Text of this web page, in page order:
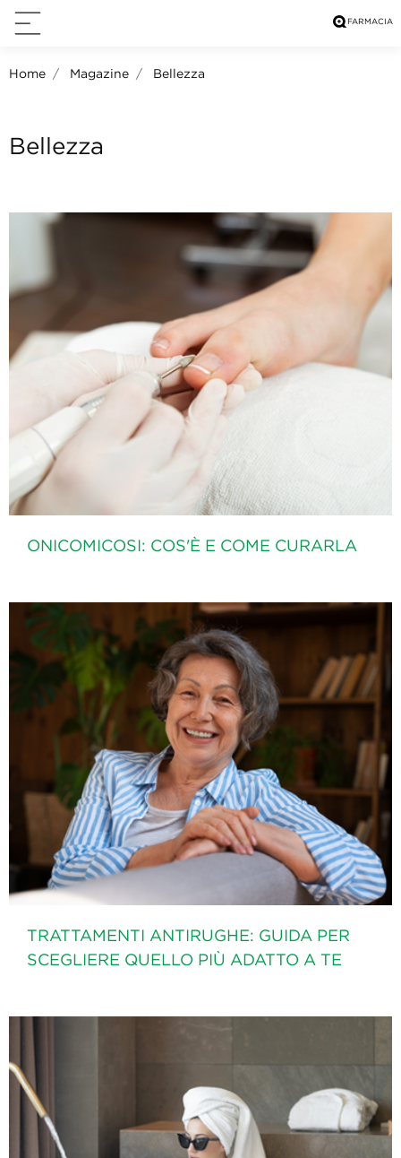
Home Magazine Bellezza
Bellezza
ONICOMICOSI: COS'È E COME CURARLA
TRATTAMENTI ANTIRUGHE: GUIDA PER
SCEGLIERE QUELLO PIÙ ADATTO A TE